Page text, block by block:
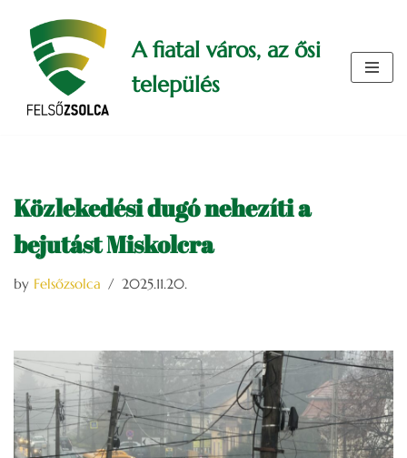
Skip
content
A fiatal város, az ősi
település
Közlekedési dugó nehezíti a
bejutást Miskolcra
by Felsőzsolca 2025.11.20.